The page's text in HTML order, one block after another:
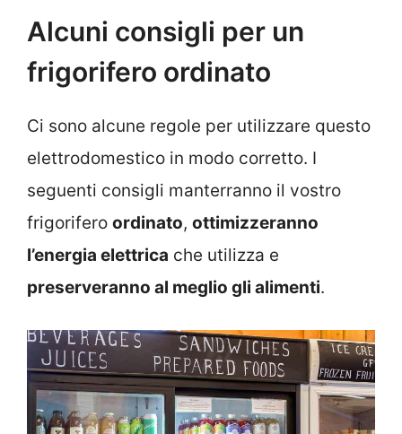
Alcuni consigli per un
frigorifero ordinato
Ci sono alcune regole per utilizzare questo
elettrodomestico in modo corretto. I
seguenti consigli manterranno il vostro
frigorifero ordinato, ottimizzeranno
l’energia elettrica che utilizza e
preserveranno al meglio gli alimenti.